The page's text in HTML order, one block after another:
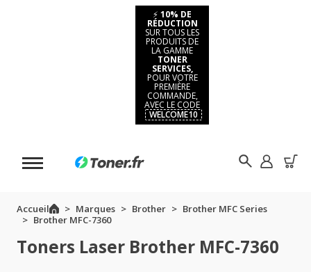
⚡ 10% DE
RÉDUCTION
SUR TOUS LES
PRODUITS DE
LA GAMME
TONER
SERVICES,
POUR VOTRE
PREMIÈRE
COMMANDE,
AVEC LE CODE
WELCOME10
Accueil Marques Brother
Brother MFC Series
Brother MFC-7360
Toners Laser Brother MFC-7360